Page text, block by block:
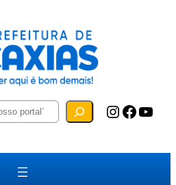
Instagram Facebook YouTube